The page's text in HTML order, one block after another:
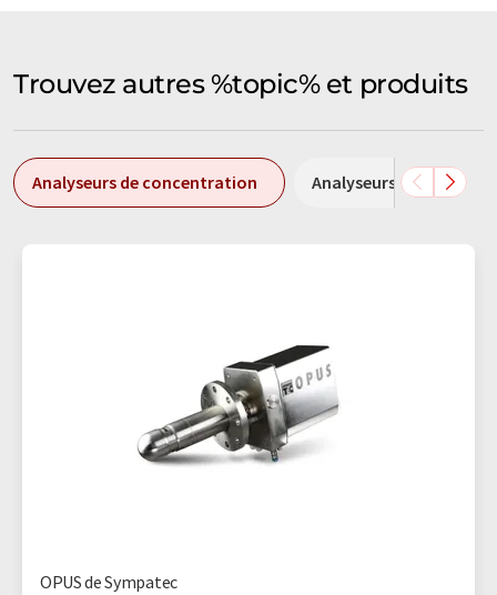
Trouvez autres %topic% et produits
Analyseurs de concentration Analyseurs de gaz en
OPUS de Sympatec